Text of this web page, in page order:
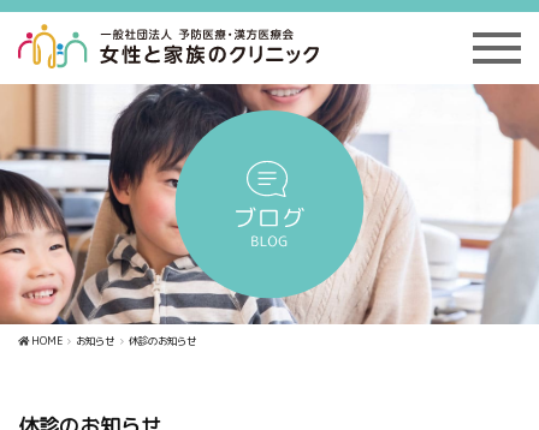
HOME お知らせ 休診のお知らせ